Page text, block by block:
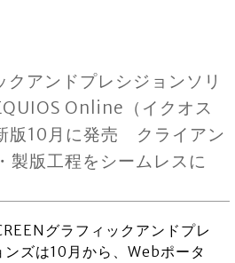
クアンドプレシジョンソリ
Online（イクオス
版10月に発売 クライアン
製版工程をシームレスに
グラフィックアンドプレ
ズは10月から、Webポータ